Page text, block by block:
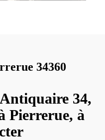
34360
34,
Pierrerue, à